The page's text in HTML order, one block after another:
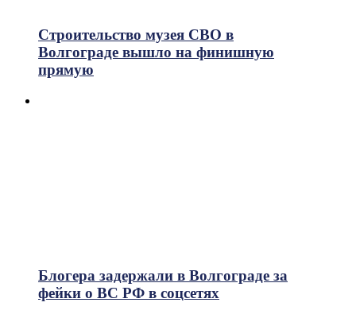
Строительство музея СВО в
Волгограде вышло на финишную
прямую
Блогера задержали в Волгограде за
фейки о ВС РФ в соцсетях